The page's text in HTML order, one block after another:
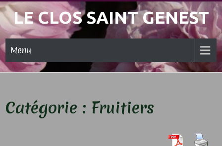
Skip
to
content
LE CLOS SAINT GENEST
Menu
Catégorie : Fruitiers